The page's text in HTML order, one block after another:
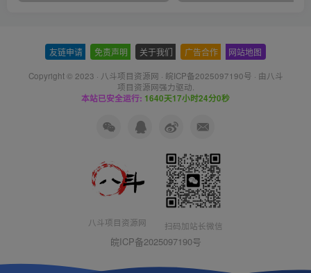
友链申请 免责声明 关于我们 广告合作 网站地图
Copyright © 2023 · 八斗项目资源网 · 皖ICP备2025097190号 · 由八斗
项目资源网强力驱动.
本站已安全运行: 1640天17小时24分0秒
八斗项目资源网 扫码加站长微信
皖ICP备2025097190号